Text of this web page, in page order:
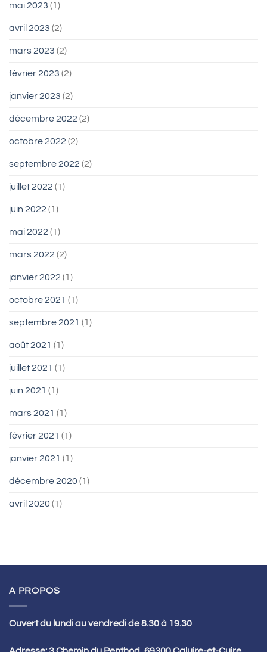
mai 2023 (1)
avril 2023 (2)
mars 2023 (2)
février 2023 (2)
janvier 2023 (2)
décembre 2022 (2)
octobre 2022 (2)
septembre 2022 (2)
juillet 2022 (1)
juin 2022 (1)
mai 2022 (1)
mars 2022 (2)
janvier 2022 (1)
octobre 2021 (1)
septembre 2021 (1)
août 2021 (1)
juillet 2021 (1)
juin 2021 (1)
mars 2021 (1)
février 2021 (1)
janvier 2021 (1)
décembre 2020 (1)
avril 2020 (1)
A PROPOS
Ouvert du lundi au vendredi de 8.30 à 19.30